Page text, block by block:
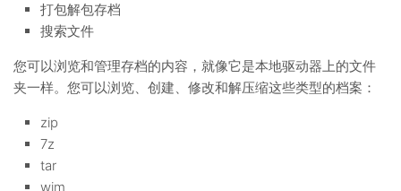
打包解包存档
搜索文件
您可以浏览和管理存档的内容，就像它是本地驱动器上的文件
夹一样。您可以浏览、创建、修改和解压缩这些类型的档案：
zip
7z
tar
wim